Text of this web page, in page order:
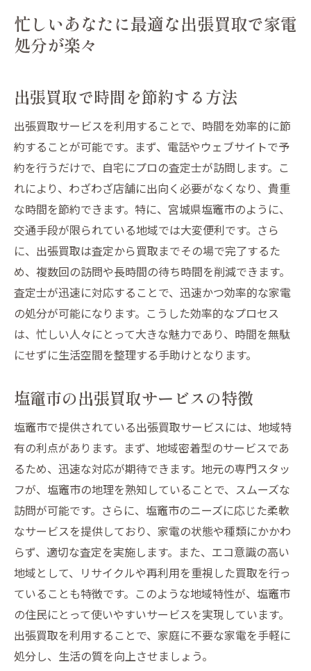
効率的な家電処分で生活を快適に
塩竈市で話題の出張買取を利用して時間を有効
出張買取が塩竈市で人気の理由
予約から完了までのスピーディなサービス
塩竈市の出張買取で得られるメリット
忙しい日常に最適な時間管理法
出張買取を利用する際のポイント
家電処分で賢く時間を使う方法
出張買取で休日を守る塩竈市の便利な家電処分
法
休日を有効に使うための出張買取
塩竈市での家電処分がもっと簡単に
出張買取で休日を有効活用するコツ
リラックスした休日を取り戻す方法
忙しい人に最適な家電処分サービス
手間いらずの出張買取で塩竈市の生活空間をす
っきり整理
出張買取で家をすっきり片付ける
塩竈市で人気の出張買取サービスとは
手軽に家電を処分して生活を快適に
買取サービスで空間を有効活用
効率的な整理術で心地よい生活空間に
出張買取で実現する快適な住まい
出張買取が叶える塩竈市での手軽な家電整理術
簡単予約で家電を整理する方法
塩竈市の出張買取で手軽に整理整頓
忙しいあなたに最適な出張買取で家電
処分が楽々
出張買取で時間を節約する方法
出張買取サービスを利用することで、時間を効率的に節
約することが可能です。まず、電話やウェブサイトで予
約を行うだけで、自宅にプロの査定士が訪問します。こ
れにより、わざわざ店舗に出向く必要がなくなり、貴重
な時間を節約できます。特に、宮城県塩竈市のように、
交通手段が限られている地域では大変便利です。さら
に、出張買取は査定から買取までその場で完了するた
め、複数回の訪問や長時間の待ち時間を削減できます。
査定士が迅速に対応することで、迅速かつ効率的な家電
の処分が可能になります。こうした効率的なプロセス
は、忙しい人々にとって大きな魅力であり、時間を無駄
にせずに生活空間を整理する手助けとなります。
塩竈市の出張買取サービスの特徴
塩竈市で提供されている出張買取サービスには、地域特
有の利点があります。まず、地域密着型のサービスであ
るため、迅速な対応が期待できます。地元の専門スタッ
フが、塩竈市の地理を熟知していることで、スムーズな
訪問が可能です。さらに、塩竈市のニーズに応じた柔軟
なサービスを提供しており、家電の状態や種類にかかわ
らず、適切な査定を実施します。また、エコ意識の高い
地域として、リサイクルや再利用を重視した買取を行っ
ていることも特徴です。このような地域特性が、塩竈市
の住民にとって使いやすいサービスを実現しています。
出張買取を利用することで、家庭に不要な家電を手軽に
処分し、生活の質を向上させましょう。